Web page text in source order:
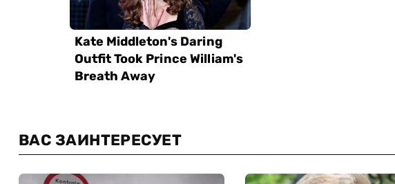
ВАС ЗАИНТЕРЕСУЕТ